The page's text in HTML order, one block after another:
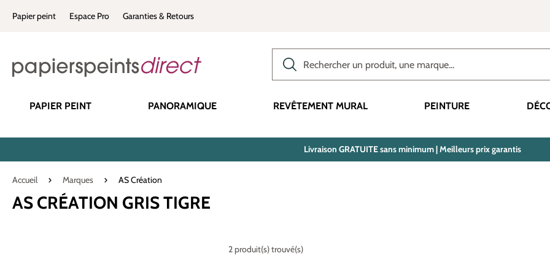
Passer à la navigation principale
Papier peint Espace Pro Garanties & Retours
PAPIER PEINT PANORAMIQUE REVÊTEMENT MURAL PEINTURE
Livraison GRATUITE sans minimum | Meilleurs prix garantis
Accueil Marques AS Création
AS CRÉATION GRIS TIGRE
2 produit(s) trouvé(s)